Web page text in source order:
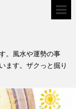
。風水や運勢の事
ます。ザクっと掘り